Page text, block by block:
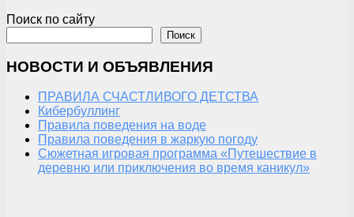
Поиск по сайту
Поиск
НОВОСТИ И ОБЪЯВЛЕНИЯ
ПРАВИЛА СЧАСТЛИВОГО ДЕТСТВА
Кибербуллинг
Правила поведения на воде
Правила поведения в жаркую погоду
Сюжетная игровая программа «Путешествие в
деревню или приключения во время каникул»